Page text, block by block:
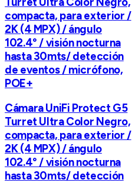
compacta, para exterior /
2K (4 MPX) / ángulo
102.4° / visión nocturna
hasta 30mts/ detección
de eventos / micrófono,
POE+
Cámara UniFi Protect G5
Turret Ultra Color Negro,
compacta, para exterior /
2K (4 MPX) / ángulo
102.4° / visión nocturna
hasta 30mts/ detección